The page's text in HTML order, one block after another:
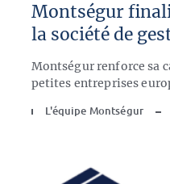
Montségur
la société de
Montségur renforce sa
petites entreprises
L'équipe Montségur